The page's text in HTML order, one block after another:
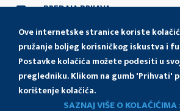
Ove internetske stranice koriste
pružanje boljeg korisničkog iskustva i
Postavke kolačića možete podesiti u
pregledniku. Klikom na gumb 'Prihvati'
korištenje kolačića.
SAZNAJ VIŠE O KOLAČIĆIMA
PREDAJA PRIJAVA